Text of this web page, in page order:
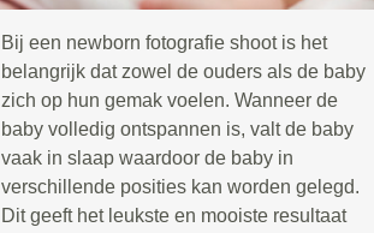
Bij een newborn fotografie shoot is het
belangrijk dat zowel de ouders als de baby
zich op hun gemak voelen. Wanneer de
baby volledig ontspannen is, valt de baby
vaak in slaap waardoor de baby in
verschillende posities kan worden gelegd.
Dit geeft het leukste en mooiste resultaat